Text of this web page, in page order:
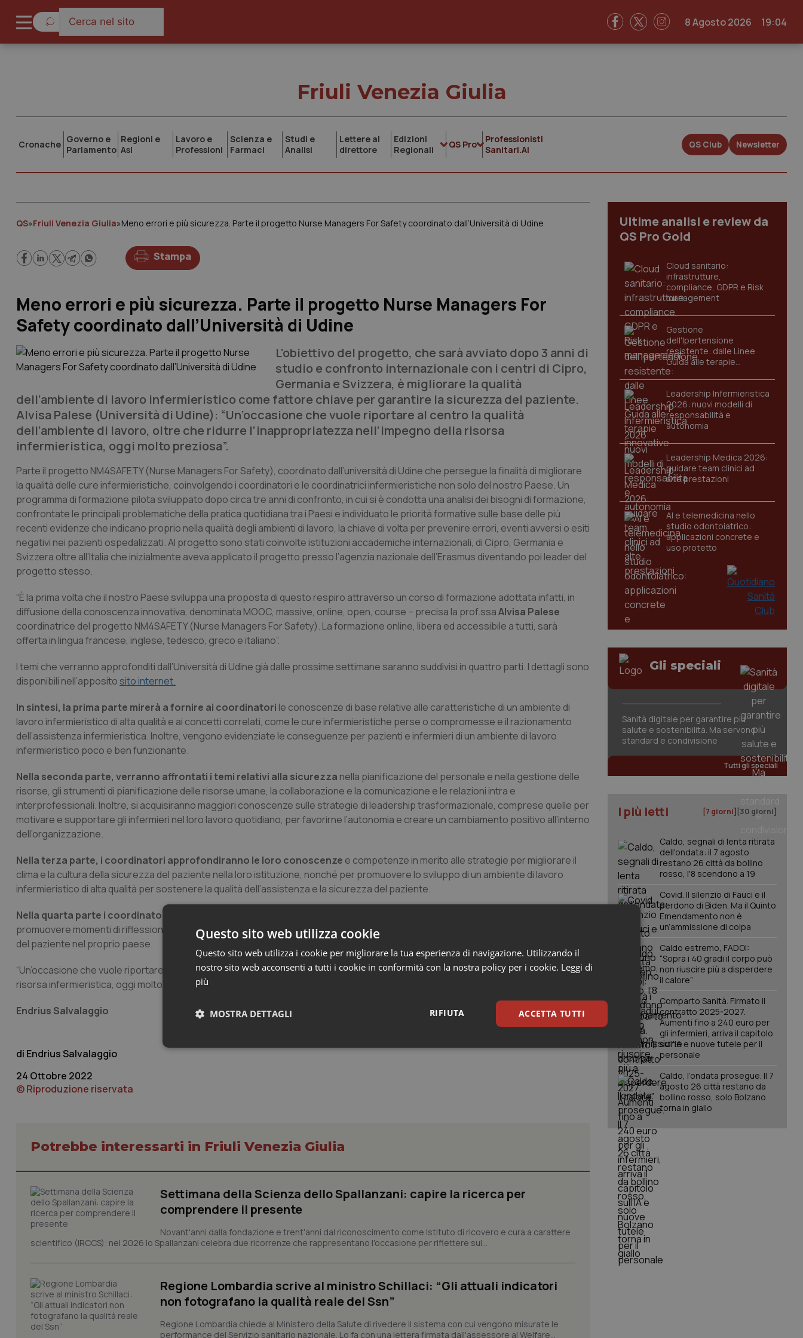
8 Agosto 2026 19:04
Friuli Venezia Giulia
Cronache Governo e
Parlamento
Regioni e
Asl
Lavoro e
Professioni
Scienza e
Farmaci
Studi e
Analisi
Lettere al
direttore
Edizioni
Regionali
QS Pro
Professionisti
Sanitari.AI
QS Club Newsletter
QS»Friuli Venezia Giulia»Meno errori e più sicurezza. Parte il progetto Nurse Managers For Safety coordinato dall’Università di Udine
Stampa
Meno errori e più sicurezza. Parte il progetto Nurse Managers For
Safety coordinato dall’Università di Udine
L'obiettivo del progetto, che sarà avviato dopo 3 anni di
studio e confronto internazionale con i centri di Cipro,
Germania e Svizzera, è migliorare la qualità
dell’ambiente di lavoro infermieristico come fattore chiave per garantire la sicurezza del paziente.
Alvisa Palese (Università di Udine): “Un’occasione che vuole riportare al centro la qualità
dell’ambiente di lavoro, oltre che ridurre l’inappropriatezza nell’impegno della risorsa
infermieristica, oggi molto preziosa”.
Parte il progetto NM4SAFETY (Nurse Managers For Safety), coordinato dall’università di Udine che persegue la finalità di migliorare
la qualità delle cure infermieristiche, coinvolgendo i coordinatori e le coordinatrici infermieristiche non solo del nostro Paese. Un
programma di formazione pilota sviluppato dopo circa tre anni di confronto, in cui si è condotta una analisi dei bisogni di formazione,
confrontate le principali problematiche della pratica quotidiana tra i Paesi e individuato le priorità formative sulle base delle più
recenti evidenze che indicano proprio nella qualità degli ambienti di lavoro, la chiave di volta per prevenire errori, eventi avversi o esiti
negativi nei pazienti ospedalizzati. Al progetto sono stati coinvolte istituzioni accademiche internazionali, di Cipro, Germania e
Svizzera oltre all’Italia che inizialmente aveva applicato il progetto presso l’agenzia nazionale dell’Erasmus diventando poi leader del
progetto stesso.
“È la prima volta che il nostro Paese sviluppa una proposta di questo respiro attraverso un corso di formazione adottata infatti, in
diffusione della conoscenza innovativa, denominata MOOC, massive, online, open, course – precisa la prof.ssaAlvisa Palese
coordinatrice del progetto NM4SAFETY (Nurse Managers For Safety). La formazione online, libera ed accessibile a tutti, sarà
offerta in lingua francese, inglese, tedesco, greco e italiano”.
I temi che verranno approfonditi dall’Università di Udine già dalle prossime settimane saranno suddivisi in quattro parti. I dettagli sono
disponibili nell’appositosito internet.
In sintesi, la prima parte mirerà a fornire ai coordinatori le conoscenze di base relative alle caratteristiche di un ambiente di
lavoro infermieristico di alta qualità e ai concetti correlati, come le cure infermieristiche perse o compromesse e il razionamento
dell’assistenza infermieristica. Inoltre, vengono evidenziate le conseguenze per pazienti e infermieri di un ambiente di lavoro
infermieristico poco e ben funzionante.
Nella seconda parte, verranno affrontati i temi relativi alla sicurezza nella pianificazione del personale e nella gestione delle
risorse, gli strumenti di pianificazione delle risorse umane, la collaborazione e la comunicazione e le relazioni intra e
interprofessionali. Inoltre, si acquisiranno maggiori conoscenze sulle strategie di leadership trasformazionale, comprese quelle per
motivare e supportare gli infermieri nel loro lavoro quotidiano, per favorirne l’autonomia e creare un cambiamento positivo all’interno
dell’organizzazione.
Nella terza parte, i coordinatori approfondiranno le loro conoscenze e competenze in merito alle strategie per migliorare il
clima e la cultura della sicurezza del paziente nella loro istituzione, nonché per promuovere lo sviluppo di un ambiente di lavoro
infermieristico di alta qualità per sostenere la qualità dell’assistenza e la sicurezza del paziente.
Nella quarta parte i coordinatori infermieristici parteciperanno ad uno scambio transnazionale
promuovere momenti di riflessione sulla propria esperienza in merito al tema dell’ambiente di lavoro infermieristico e la sicurezza
del paziente nel proprio paese.
“Un’occasione che vuole riportare al centro la qualità dell’ambiente di lavoro oltre che ridurre l’inappropriatezza nell’impegno della
risorsa infermieristica, oggi molto preziosa”, conclude la Professoressa Alvisa.
Endrius Salvalaggio
Endrius Salvalaggio
24 Ottobre 2022
© Riproduzione riservata
Potrebbe interessarti in Friuli Venezia Giulia
Settimana della Scienza dello Spallanzani: capire la ricerca per
comprendere il presente
Novant'anni dalla fondazione e trent'anni dal riconoscimento come Istituto di ricovero e cura a carattere
scientifico (IRCCS): nel 2026 lo Spallanzani celebra due ricorrenze che rappresentano l'occasione per riflettere sul...
Regione Lombardia scrive al ministro Schillaci: “Gli attuali indicatori
non fotografano la qualità reale del Ssn”
Regione Lombardia chiede al Ministero della Salute di rivedere il sistema con cui vengono misurate le
performance del Servizio sanitario nazionale. Lo fa con una lettera firmata dall'assessore al Welfare...
Ultime analisi e review da
QS Pro Gold
Cloud sanitario:
infrastrutture,
compliance, GDPR e Risk
management
Gestione
dell'Ipertensione
resistente: dalle Linee
Guida alle terapie
innovative
Leadership Infermieristica
2026: nuovi modelli di
responsabilità e
autonomia
Leadership Medica 2026:
guidare team clinici ad
alte prestazioni
AI e telemedicina nello
studio odontoiatrico:
applicazioni concrete e
uso protetto
Gli speciali
Sanità digitale per garantire più
salute e sostenibilità. Ma servono
standard e condivisione
Tutti gli speciali
I più letti [7 giorni] [30 giorni]
Caldo, segnali di lenta ritirata
dell'ondata: il 7 agosto
restano 26 città da bollino
rosso, l'8 scendono a 19
Covid. Il silenzio di Fauci e il
perdono di Biden. Ma il Quinto
Emendamento non è
un’ammissione di colpa
Caldo estremo, FADOI:
“Sopra i 40 gradi il corpo può
non riuscire più a disperdere
il calore”
Comparto Sanità. Firmato il
contratto 2025-2027.
Aumenti fino a 240 euro per
gli infermieri, arriva il capitolo
sull'IA e nuove tutele per il
personale
Caldo, l’ondata prosegue. Il 7
agosto 26 città restano da
bollino rosso, solo Bolzano
torna in giallo
Questo sito web utilizza cookie
Questo sito web utilizza i cookie per migliorare la tua esperienza di navigazione. Utilizzando il
nostro sito web acconsenti a tutti i cookie in conformità con la nostra policy per i cookie. Leggi di
più
ACCETTA TUTTI
RIFIUTA
MOSTRA DETTAGLI
Necessari Statistici Marketing
VISITOR_PRIVACY_METADATA
YouTube
5 mesi 4
Questo cookie viene utilizzato per memorizzare le
impostazioni sulla privacy, garantendo che le loro
preferenze siano onorate nelle sessioni future.
dei cookie di Cookie-Script.com funzioni
correttamente.
tracking-sites-ironfish-
2 giorni